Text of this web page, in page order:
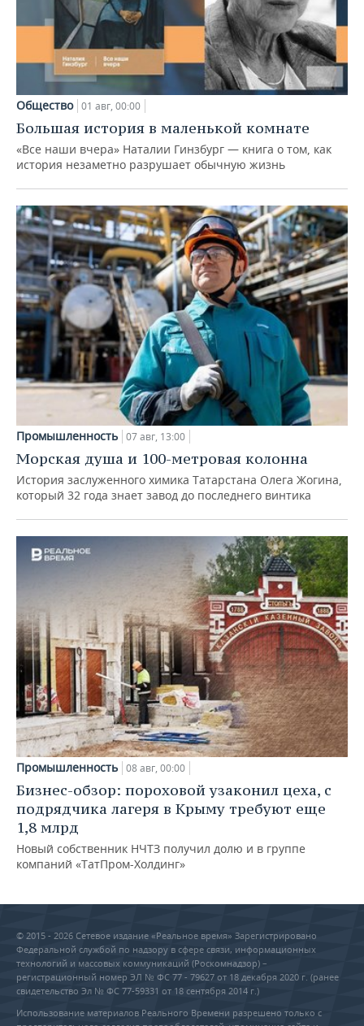
Общество 01 авг, 00:00
Большая история в маленькой комнате
«Все наши вчера» Наталии Гинзбург — книга о том, как
история незаметно разрушает обычную жизнь
Промышленность 07 авг, 13:00
Морская душа и 100-метровая колонна
История заслуженного химика Татарстана Олега Жогина,
который 32 года знает завод до последнего винтика
Промышленность 08 авг, 00:00
Бизнес-обзор: пороховой узаконил цеха, с
подрядчика лагеря в Крыму требуют еще
1,8 млрд
Новый собственник НЧТЗ получил долю и в группе
компаний «ТатПром-Холдинг»
© 2015 - 2026 Сетевое издание «Реальное время» Зарегистрировано
Федеральной службой по надзору в сфере связи, информационных
технологий и массовых коммуникаций (Роскомнадзор) –
регистрационный номер ЭЛ № ФС 77 - 79627 от 18 декабря 2020 г. (ранее
свидетельство Эл № ФС 77-59331 от 18 сентября 2014 г.)
Использование материалов Реального Времени разрешено только с